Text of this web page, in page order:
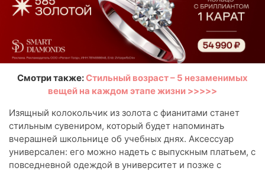
Смотри также:Стильный возраст – 5 незаменимых
вещей на каждом этапе жизни >>>>>
Изящный колокольчик из золота с фианитами станет
стильным сувениром, который будет напоминать
вчерашней школьнице об учебных днях. Аксессуар
универсален: его можно надеть с выпускным платьем, с
повседневной одеждой в университет и позже с